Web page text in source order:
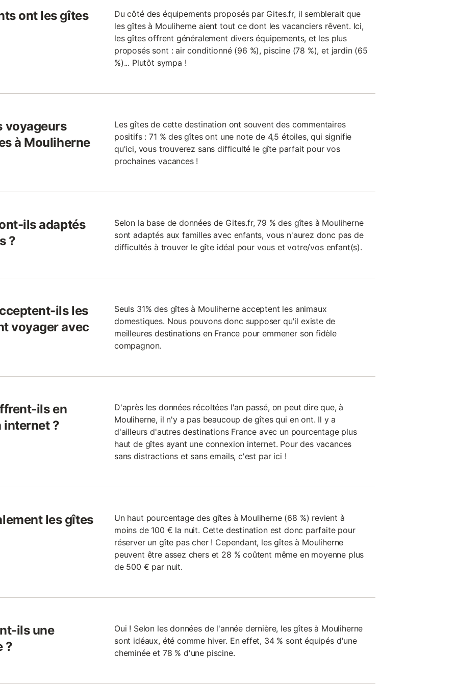
ont les gîtes
Du côté des équipements proposés par Gites.fr, il semblerait que
les gîtes à Mouliherne aient tout ce dont les vacanciers rêvent. Ici,
les gîtes offrent généralement divers équipements, et les plus
proposés sont : air conditionné (96 %), piscine (78 %), et jardin (65
%)... Plutôt sympa !
voyageurs
à Mouliherne
Les gîtes de cette destination ont souvent des commentaires
positifs : 71 % des gîtes ont une note de 4,5 étoiles, qui signifie
qu'ici, vous trouverez sans difficulté le gîte parfait pour vos
prochaines vacances !
ils adaptés
?
Selon la base de données de Gites.fr, 79 % des gîtes à Mouliherne
sont adaptés aux familles avec enfants, vous n'aurez donc pas de
difficultés à trouver le gîte idéal pour vous et votre/vos enfant(s).
ils les
voyager avec
Seuls 31% des gîtes à Mouliherne acceptent les animaux
domestiques. Nous pouvons donc supposer qu'il existe de
meilleures destinations en France pour emmener son fidèle
compagnon.
ils en
internet ?
D'après les données récoltées l'an passé, on peut dire que, à
Mouliherne, il n'y a pas beaucoup de gîtes qui en ont. Il y a
d'ailleurs d'autres destinations France avec un pourcentage plus
haut de gîtes ayant une connexion internet. Pour des vacances
sans distractions et sans emails, c'est par ici !
les gîtes
Un haut pourcentage des gîtes à Mouliherne (68 %) revient à
moins de 100 € la nuit. Cette destination est donc parfaite pour
réserver un gîte pas cher ! Cependant, les gîtes à Mouliherne
peuvent être assez chers et 28 % coûtent même en moyenne plus
de 500 € par nuit.
ils une
?
Oui ! Selon les données de l'année dernière, les gîtes à Mouliherne
sont idéaux, été comme hiver. En effet, 34 % sont équipés d'une
cheminée et 78 % d'une piscine.